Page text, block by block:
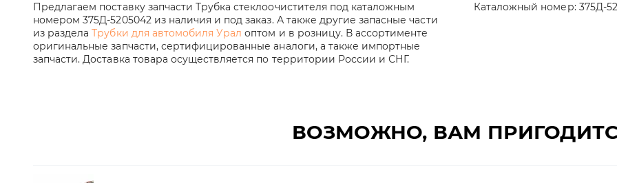
Предлагаем поставку запчасти Трубка стеклоочистителя под каталожным
номером 375Д-5205042 из наличия и под заказ. А также другие запасные части
из разделаТрубки для автомобиля Урал оптом и в розницу. В ассортименте
оригинальные запчасти, сертифицированные аналоги, а также импортные
запчасти. Доставка товара осуществляется по территории России и СНГ.
Каталожный номер: 375Д-
ВОЗМОЖНО, ВАМ